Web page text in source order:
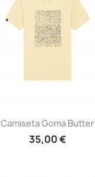
Camiseta Goma Butter
35,00 €